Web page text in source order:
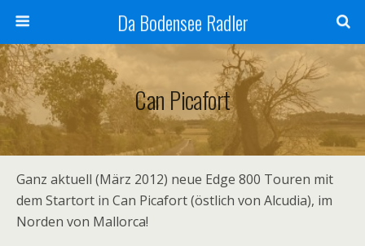
Da Bodensee Radler
Can Picafort
Ganz aktuell (März 2012) neue Edge 800 Touren mit
dem Startort in Can Picafort (östlich von Alcudia), im
Norden von Mallorca!